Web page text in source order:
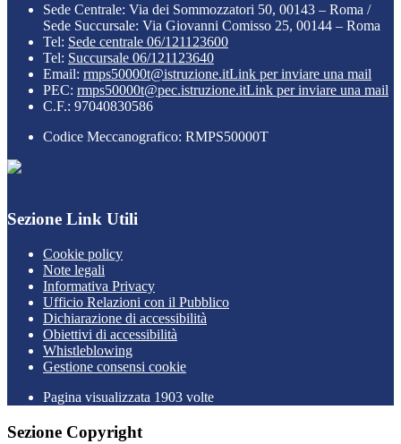
Sede Centrale: Via dei Sommozzatori 50, 00143 – Roma /
Sede Succursale: Via Giovanni Comisso 25, 00144 – Roma
Tel: Sede centrale 06/121123600
Tel: Succursale 06/121123640
Email: rmps50000t@istruzione.itLink per inviare una mail
PEC: rmps50000t@pec.istruzione.itLink per inviare una mail
C.F.: 97040830586
Codice Meccanografico: RMPS50000T
Sezione Link Utili
Cookie policy
Note legali
Informativa Privacy
Ufficio Relazioni con il Pubblico
Dichiarazione di accessibilità
Obiettivi di accessibilità
Whistleblowing
Gestione consensi cookie
Pagina visualizzata 1903 volte
Sezione Copyright